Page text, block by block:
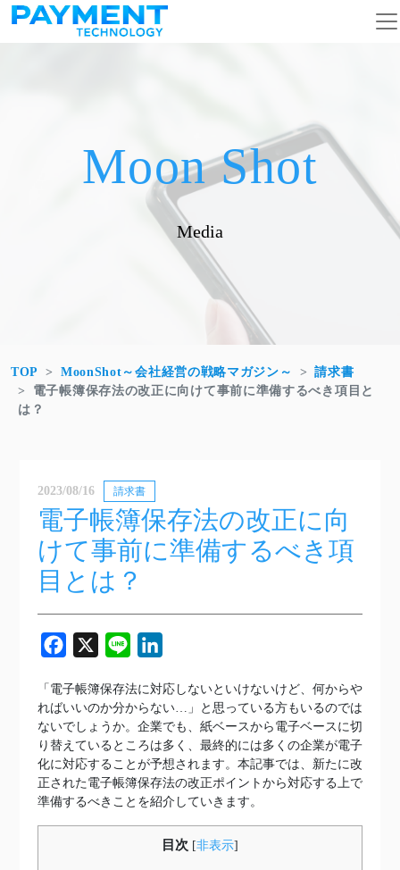
コンテンツへスキップ
メインナビゲーション
Moon Shot
Media
TOP MoonShot～会社経営の戦略マガジン～
請求書
電子帳簿保存法の改正に向けて事前に準備するべき項目と
は？
2023/08/16 請求書
電子帳簿保存法の改正に向
けて事前に準備するべき項
目とは？
Facebook
X Line
「電子帳簿保存法に対応しないといけないけど、何からや
ればいいのか分からない…」と思っている方もいるのでは
ないでしょうか。企業でも、紙ベースから電子ベースに切
り替えているところは多く、最終的には多くの企業が電子
化に対応することが予想されます。本記事では、新たに改
正された電子帳簿保存法の改正ポイントから対応する上で
準備するべきことを紹介していきます。
目次 [非表示]